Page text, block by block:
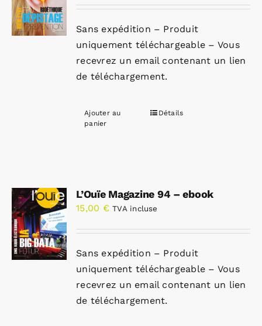
Sans expédition – Produit
uniquement téléchargeable – Vous
recevrez un email contenant un lien
de téléchargement.
Ajouter au
panier
Détails
L’Ouïe Magazine 94 – ebook
15,00 € TVA incluse
Sans expédition – Produit
uniquement téléchargeable – Vous
recevrez un email contenant un lien
de téléchargement.